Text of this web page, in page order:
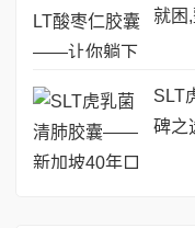
就困
SLT
碑之